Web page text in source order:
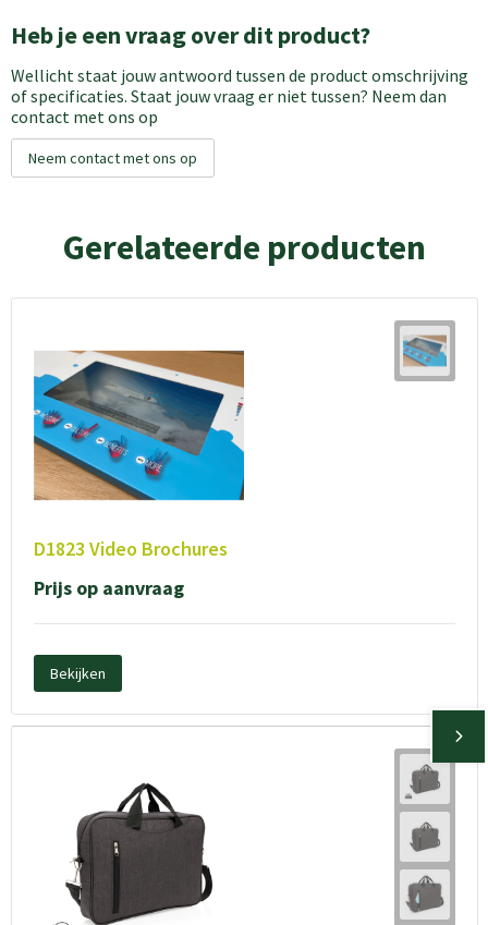
Heb je een vraag over dit product?
Wellicht staat jouw antwoord tussen de product omschrijving
of specificaties. Staat jouw vraag er niet tussen? Neem dan
contact met ons op
Neem contact met ons op
Gerelateerde producten
D1823 Video Brochures
Prijs op aanvraag
Bekijken